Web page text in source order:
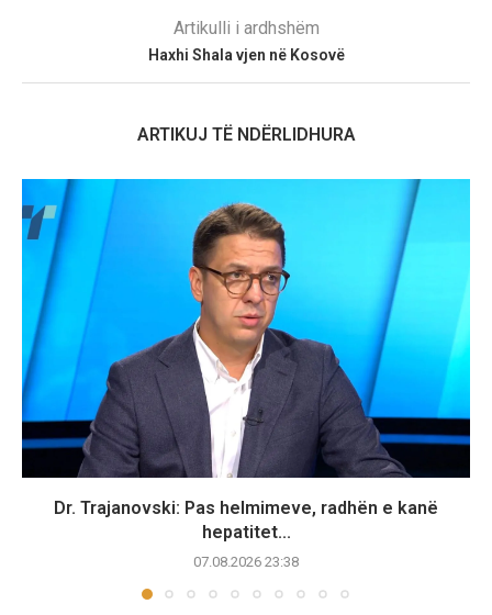
Artikulli i ardhshëm
Haxhi Shala vjen në Kosovë
ARTIKUJ TË NDËRLIDHURA
Dr. Trajanovski: Pas helmimeve, radhën e kanë
hepatitet...
07.08.2026 23:38